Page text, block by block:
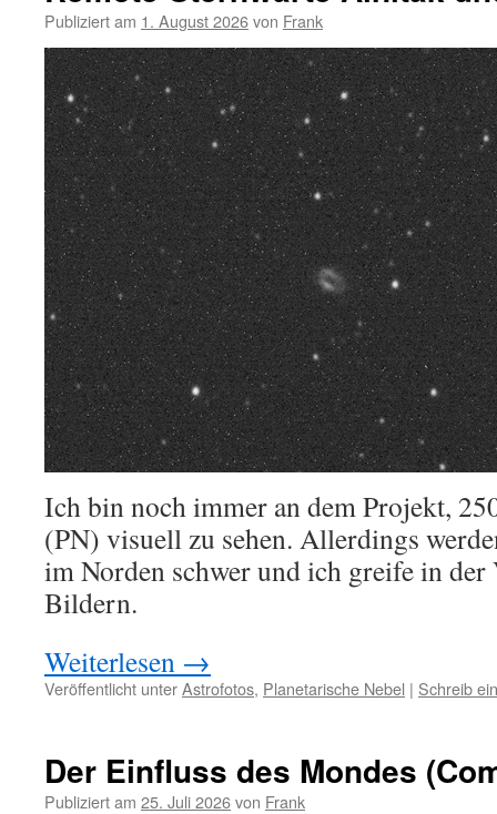
Publiziert am 1. August 2026von Frank
Ich bin noch immer an dem Projekt,
(PN) visuell zu sehen. Allerdings
im Norden schwer und ich greife in
Bildern.
Weiterlesen →
Veröffentlicht unterAstrofotos, Planetarische Nebel | Schreib
Der Einfluss des Mondes
Publiziert am 25. Juli 2026von Frank